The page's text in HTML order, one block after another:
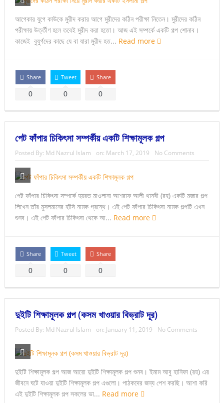
আগেকার যুগে কাউকে মুরীদ করার আগে মুরীদের কঠিন পরীক্ষা নিতেন। মুরীদের কঠিন
পরীক্ষায় উর্ত্তীণ হলে তবেই মুরীদ করা হতো। আজ এই সম্পর্কে একটি গল্প শোনাব।
কাজেই বুযুর্গদের কাছে যে বা যারা মুরীদ হত... Read more
Share
0
Tweet
0
Share
0
পেট ফাঁপার চিকিৎসা সম্পর্কীয় একটি শিক্ষামূলক গল্প
Posted By: Md Nazrul Islam on: March 17, 2019 No Comments
পেট ফাঁপার চিকিৎসা সম্পর্কে হয়রত মাওলানা আশরাফ আলী থানবী (রহ) একটি মজার গল্প
লিখেন তাঁর মুসলমানের হাঁসি নামক গ্রন্থে। এই পেট ফাঁপার চিকিৎসা নামক গল্পটি এখন
শুনব। এই পেট ফাঁপার চিকিৎসা থেকে আ... Read more
Share
0
Tweet
0
Share
0
দুইটি শিক্ষামূলক গল্প (কসম খাওয়ার বিভ্রাট দূর)
Posted By: Md Nazrul Islam on: January 11, 2019 No Comments
দুইটি শিক্ষামূলক গল্প আজ আরো দুইটি শিক্ষামূলক গল্প শুনব। ইমাম আবু হানিফা (রহ) এর
জীবনে ঘটে যাওয়া দুইটি শিক্ষামূলক গল্প এগুলো। পাঠকদের জন্য পেশ করছি। আশা করি
এই দুইটি শিক্ষামূলক গল্প সকলের ভা... Read more